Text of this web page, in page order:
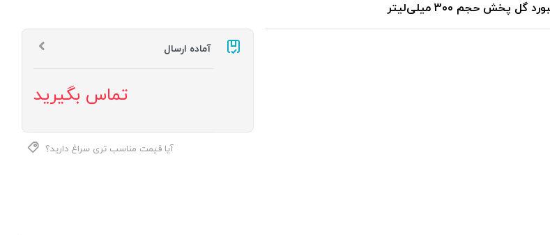
پخش حجم 300 میلی‌لیتر
آماده ارسال
تماس بگیرید
آیا قیمت مناسب تری سراغ دارید؟